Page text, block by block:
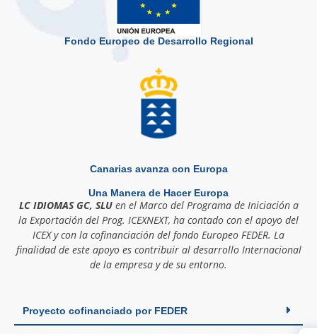
Fondo Europeo de Desarrollo Regional
Canarias avanza con Europa
Una Manera de Hacer Europa
LC IDIOMAS GC, SLUen el Marco del Programa de Iniciación a
la Exportación del Prog. ICEXNEXT, ha contado con el apoyo del
ICEX y con la cofinanciación del fondo Europeo FEDER. La
finalidad de este apoyo es contribuir al desarrollo Internacional
de la empresa y de su entorno.
Proyecto cofinanciado por FEDER